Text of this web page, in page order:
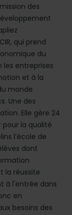
des
qui prend
du
les entreprises
et à la
monde
Une des
Elle gère 24
la qualité
l’école de
dont
la réussite
à l'entrée dans
en
besoins des